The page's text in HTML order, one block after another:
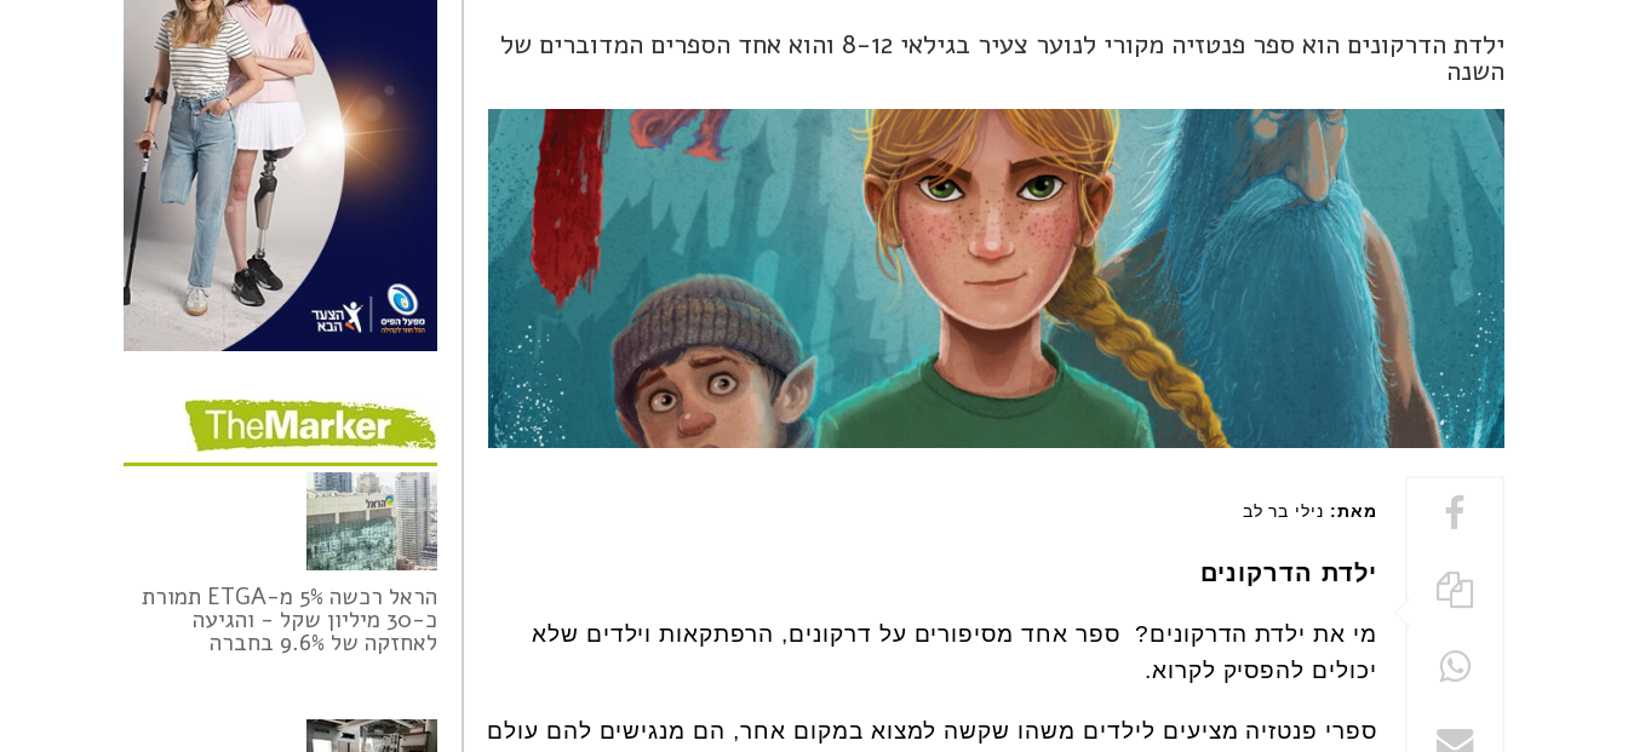
ילדת הדרקונים הוא ספר פנטזיה מקורי לנוער צעיר בגילאי 8-12 והוא אחד הספרים המדוברים של
השנה
מאת: נילי בר לב
ילדת הדרקונים
מי את ילדת הדרקונים? ספר אחד מסיפורים על דרקונים, הרפתקאות וילדים שלא
יכולים להפסיק לקרוא.
ספרי פנטזיה מציעים לילדים משהו שקשה למצוא במקום אחר, הם מנגישים להם עולם
הראל רכשה 5% מ-ETGA תמורת
כ-30 מיליון שקל - והגיעה
לאחזקה של 9.6% בחברה